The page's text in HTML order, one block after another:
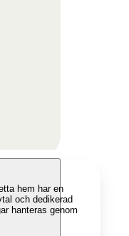
hem har en
och dedikerad
hanteras genom